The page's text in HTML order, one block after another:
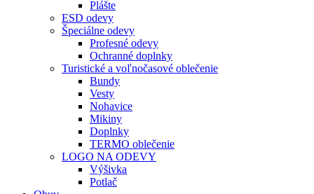
Plášte
ESD odevy
Špeciálne odevy
Profesné odevy
Ochranné doplnky
Turistické a voľnočasové oblečenie
Bundy
Vesty
Nohavice
Mikiny
Doplnky
TERMO oblečenie
LOGO NA ODEVY
Výšivka
Potlač